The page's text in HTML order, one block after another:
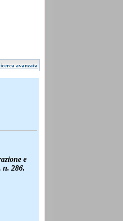
avanzata
e
n. 286.